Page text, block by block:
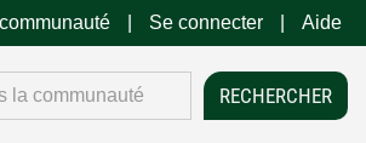
Se connecter Aide